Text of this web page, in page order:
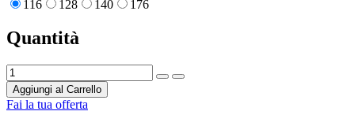
116 128 140 176
Quantità
Aggiungi al Carrello
Fai la tua offerta